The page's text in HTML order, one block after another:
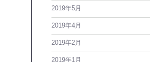
2019年5月
2019年4月
2019年2月
2019年1月